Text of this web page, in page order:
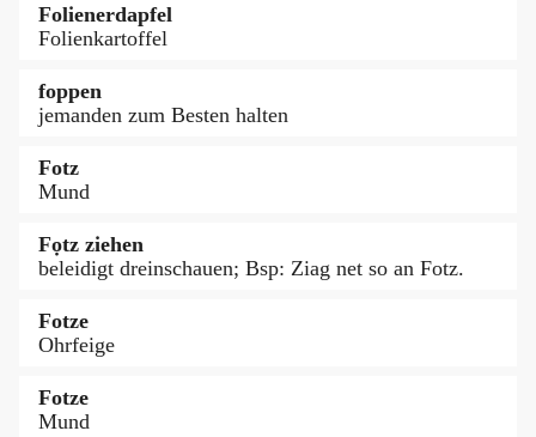
Folienerdapfel
Folienkartoffel
foppen
jemanden zum Besten halten
Fotz
Mund
Fọtz ziehen
beleidigt dreinschauen; Bsp: Ziag net so an Fotz.
Fotze
Ohrfeige
Fotze
Mund